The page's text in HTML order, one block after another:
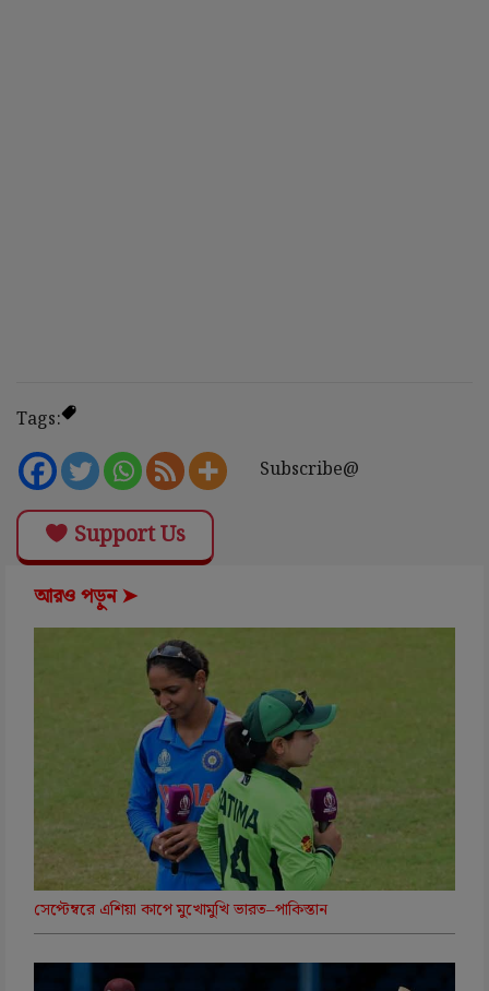
Tags:
Subscribe@
Support Us
আরও পড়ুন ➤
সেপ্টেম্বরে এশিয়া কাপে মুখোমুখি ভারত–পাকিস্তান